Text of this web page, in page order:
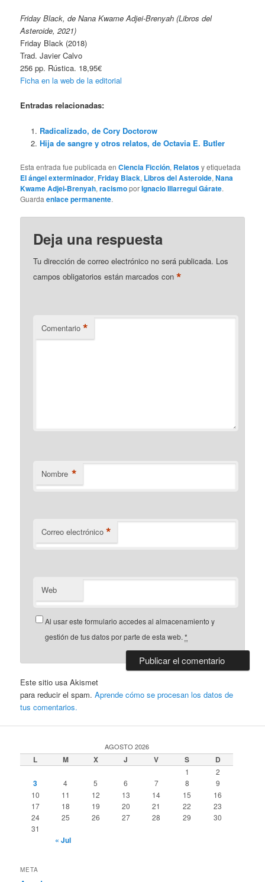
Friday Black, de Nana Kwame Adjei-Brenyah (Libros del
Asteroide, 2021)
Friday Black (2018)
Trad. Javier Calvo
256 pp. Rústica. 18,95€
Ficha en la web de la editorial
Entradas relacionadas:
Radicalizado, de Cory Doctorow
Hija de sangre y otros relatos, de Octavia E. Butler
Esta entrada fue publicada enCiencia Ficción, Relatosy etiquetada
El ángel exterminador,Friday Black, Libros del Asteroide,Nana
Kwame Adjei-Brenyah,racismoporIgnacio Illarregui Gárate.
Guardaenlace permanente.
Deja una respuesta
Tu dirección de correo electrónico no será publicada. Los
campos obligatorios están marcados con*
Comentario *
Nombre *
Correo electrónico *
Web
Al usar este formulario accedes al almacenamiento y
gestión de tus datos por parte de esta web.*
Este sitio usa Akismet
para reducir el spam.Aprende cómo se procesan los datos de
tus comentarios.
AGOSTO 2026
L M X J V S D
1 2
3 4 5 6 7 8
9
10
11 12 13 14 15
16
17
18 19 20 21 22
23
24
25 26 27 28 29
30
31
« Jul
META